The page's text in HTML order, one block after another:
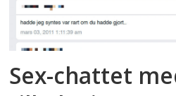
Sex-chattet